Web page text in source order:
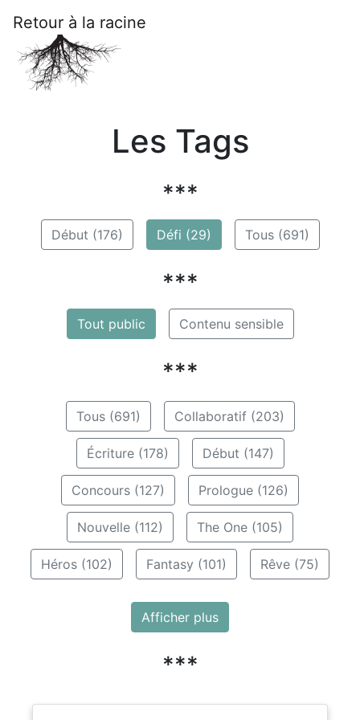
Retour à la racine
Les Tags
***
Début (176) Défi (29) Tous (691)
***
Tout public Contenu sensible
***
Tous (691) Collaboratif (203)
Écriture (178) Début (147)
Concours (127) Prologue (126)
Nouvelle (112) The One (105)
Héros (102) Fantasy (101) Rêve (75)
Afficher plus
***